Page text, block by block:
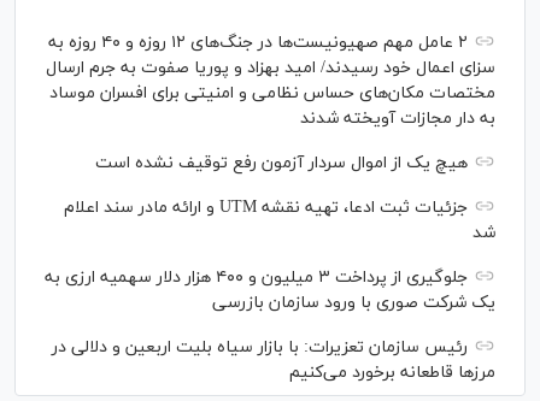
۲ عامل مهم صهیونیست‌ها در جنگ‌های ۱۲ روزه و ۴۰ روزه به
سزای اعمال خود رسیدند/ امید بهزاد و پوریا صفوت به جرم ارسال
مختصات مکان‌های حساس نظامی و امنیتی برای افسران موساد
به دار مجازات آویخته شدند
هیچ یک از اموال سردار آزمون رفع توقیف نشده است
جزئیات ثبت ادعا، تهیه نقشه UTM و ارائه مادر سند اعلام
شد
جلوگیری از پرداخت ۳ میلیون و ۴۰۰ هزار دلار سهمیه ارزی به
یک شرکت صوری با ورود سازمان بازرسی
رئیس سازمان تعزیرات: با بازار سیاه بلیت اربعین و دلالی در
مرز‌ها قاطعانه برخورد می‌کنیم